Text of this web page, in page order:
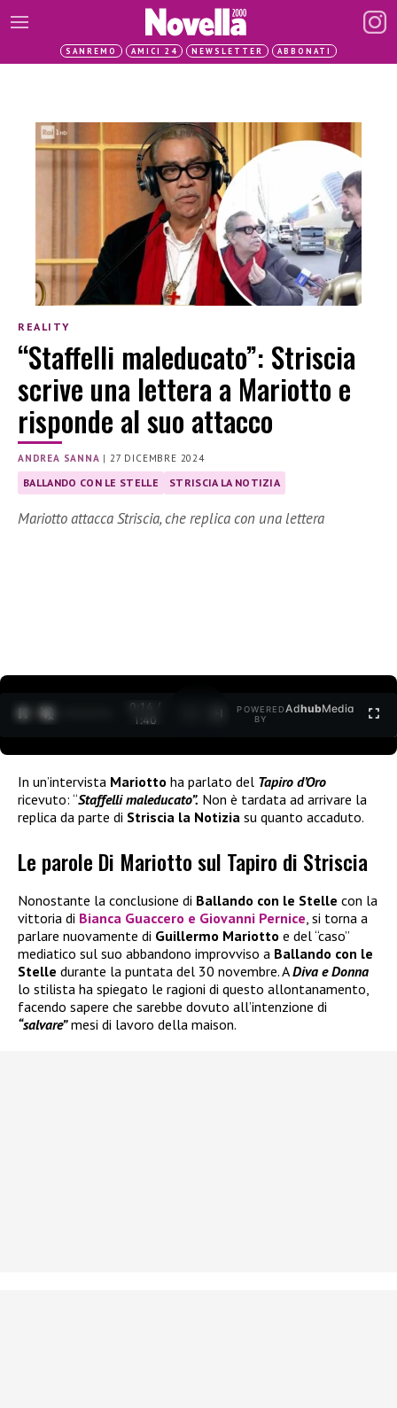
SANREMO AMICI 24 NEWSLETTER ABBONATI
REALITY
“Staffelli maleducato”: Striscia
scrive una lettera a Mariotto e
risponde al suo attacco
ANDREA SANNA |27 DICEMBRE 2024
BALLANDO CON LE STELLE STRISCIA LA NOTIZIA
Mariotto attacca Striscia, che replica con una lettera
0:15 /
1:40
POWERED
BY
AdhubMedia
In un’intervista Mariotto ha parlato del Tapiro d’Oro
ricevuto: “Staffelli maleducato”. Non è tardata ad arrivare la
replica da parte di Striscia la Notizia su quanto accaduto.
Le parole Di Mariotto sul Tapiro di Striscia
Nonostante la conclusione di Ballando con le Stelle con la
vittoria di Bianca Guaccero e Giovanni Pernice, si torna a
parlare nuovamente di Guillermo Mariotto e del “caso”
mediatico sul suo abbandono improvviso a Ballando con le
Stelle durante la puntata del 30 novembre. ADiva e Donna
lo stilista ha spiegato le ragioni di questo allontanamento,
facendo sapere che sarebbe dovuto all’intenzione di
“salvare”mesi di lavoro della maison.